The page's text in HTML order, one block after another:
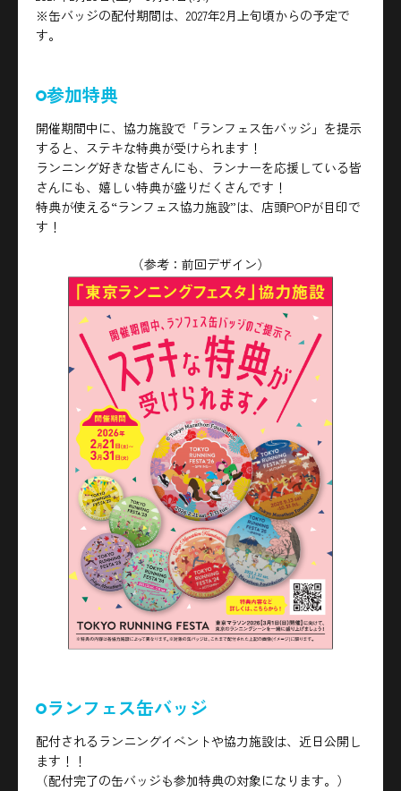
※缶バッジの配付期間は、2027年2月上旬頃からの予定で
す。
参加特典
開催期間中に、協力施設で「ランフェス缶バッジ」を提示
すると、ステキな特典が受けられます！
ランニング好きな皆さんにも、ランナーを応援している皆
さんにも、嬉しい特典が盛りだくさんです！
特典が使える“ランフェス協力施設”は、店頭POPが目印で
す！
（参考：前回デザイン）
ランフェス缶バッジ
配付されるランニングイベントや協力施設は、近日公開し
ます！！
（配付完了の缶バッジも参加特典の対象になります。）